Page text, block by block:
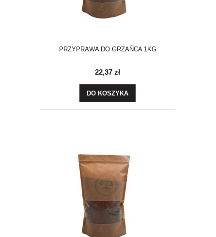
PRZYPRAWA DO GRZAŃCA 1KG
22,37 zł
DO KOSZYKA